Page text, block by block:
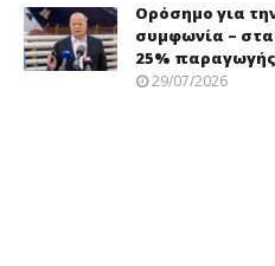
Ορόσημο για
συμφωνία –
25%
29/07/2026